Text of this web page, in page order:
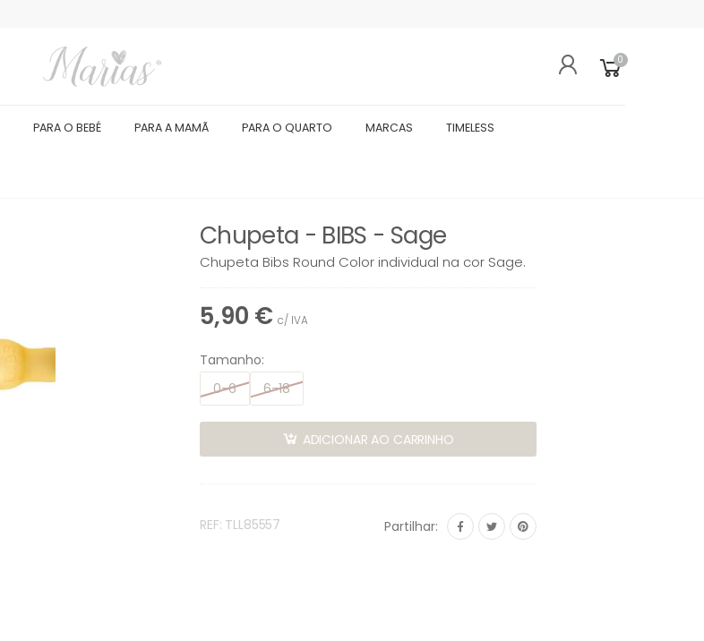
0
PARA O BEBÉ PARA A MAMÃ PARA O QUARTO MARCAS TIMELESS
Chupeta - BIBS - Sage
Chupeta Bibs Round Color individual na cor Sage.
5,90 € c/ IVA
Tamanho:
0-6
6-18
ADICIONAR AO CARRINHO
REF: TLL85557 Partilhar: